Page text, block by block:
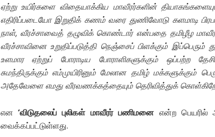
ஏற்று உயிர்களை விதையாக்கிய மாவீரர்களின்
எதிரிப்படையோ இறுதிக் கணம் வரை துணிவோடு களமாடி
நாள், வீரச்சாவைத் தழுவிக் கொண்டார் என்பதை தமிழீழ
வீரச்சாவினை உறுதிப்படுத்தி நெஞ்சைப் பிளக்கும் இப்பெரும்
உளமார ஏற்றுப் போராடிய போராளிகளுக்கும் ஒப்பற்ற
சுமந்திருக்கும் எம்முயிரினும் மேலான தமிழ் மக்களுக்கும்
அதேவேளை எமது வீரவணக்கத்தையும் தெரிவித்துக்
என ‘விடுதலைப் புலிகள் மாவீரர் பணிமனை என்ற பெயரில்
வைக்கப்பட்டுள்ளது.